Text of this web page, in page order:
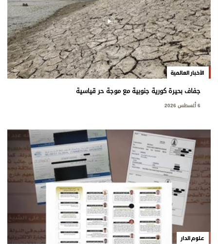
الأخبار العالمية
جفاف بحيرة كورية جنوبية مع موجة حر قياسية
6 أغسطس 2026
علوم الدار